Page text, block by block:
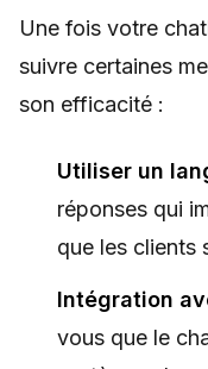
Une fois votre
suivre certaines
son efficacité :
Utiliser un
réponses qui
que les clients
Intégration
vous que le